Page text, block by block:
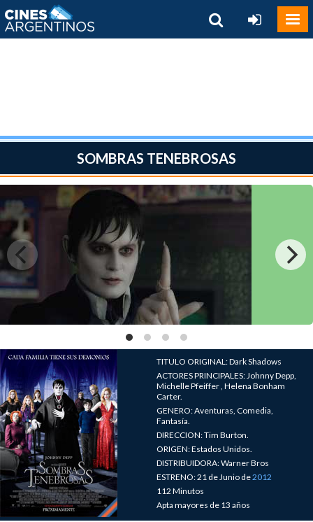
SOMBRAS TENEBROSAS
TITULO ORIGINAL: Dark Shadows
ACTORES PRINCIPALES: Johnny Depp,
Michelle Pfeiffer , Helena Bonham
Carter.
GENERO: Aventuras, Comedia,
Fantasía.
DIRECCION: Tim Burton.
ORIGEN: Estados Unidos.
DISTRIBUIDORA: Warner Bros
ESTRENO: 21 de Junio de2012
112 Minutos
Apta mayores de 13 años